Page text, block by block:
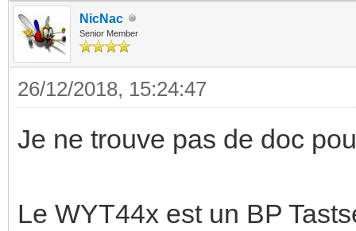
NicNac
Senior Member
26/12/2018, 15:24:47
Je ne trouve pas de doc
Le WYT44x est un BP